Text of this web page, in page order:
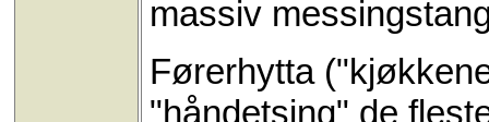
massiv
Førerhytta
"håndetsing" de